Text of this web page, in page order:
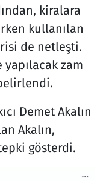
kiralara
kullanılan
de netleşti.
zam
Demet Akalın
Akalın,
gösterdi.